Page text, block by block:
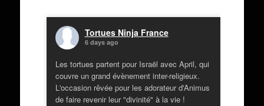
Tortues Ninja France
6 days ago
Les tortues partent pour Israël avec April, qui
couvre un grand évènement inter-religieux.
L'occasion rêvée pour les adorateur d'Animus
de faire revenir leur "divinité" à la vie !